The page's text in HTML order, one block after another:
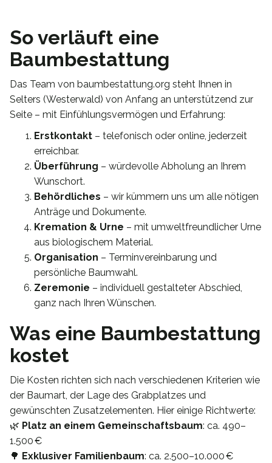
So verläuft eine
Baumbestattung
Das Team von baumbestattung.org steht Ihnen in
Selters (Westerwald) von Anfang an unterstützend zur
Seite – mit Einfühlungsvermögen und Erfahrung:
Erstkontakt – telefonisch oder online, jederzeit
erreichbar.
Überführung – würdevolle Abholung an Ihrem
Wunschort.
Behördliches – wir kümmern uns um alle nötigen
Anträge und Dokumente.
Kremation & Urne – mit umweltfreundlicher Urne
aus biologischem Material.
Organisation – Terminvereinbarung und
persönliche Baumwahl.
Zeremonie – individuell gestalteter Abschied,
ganz nach Ihren Wünschen.
Was eine Baumbestattung
kostet
Die Kosten richten sich nach verschiedenen Kriterien wie
der Baumart, der Lage des Grabplatzes und
gewünschten Zusatzelementen. Hier einige Richtwerte:
🌿 Platz an einem Gemeinschaftsbaum: ca. 490–
1.500 €
🌳 Exklusiver Familienbaum: ca. 2.500–10.000 €